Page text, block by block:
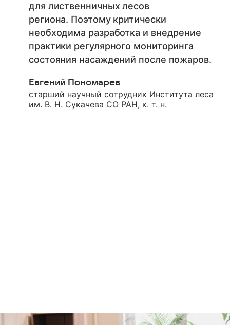
для лиственничных лесов
региона. Поэтому критически
необходима разработка и внедрение
практики регулярного мониторинга
состояния насаждений после пожаров.
Евгений Пономарев
старший научный сотрудник Института леса
им. В. Н. Сукачева СО РАН, к. т. н.